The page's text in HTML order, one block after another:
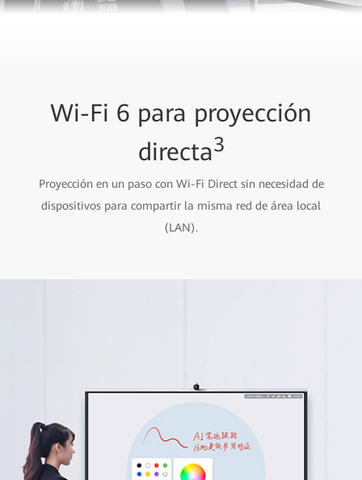
Wi-Fi 6 para proyección
directa3
Proyección en un paso con Wi-Fi Direct sin necesidad de
dispositivos para compartir la misma red de área local
(LAN).